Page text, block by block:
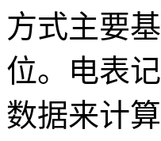
方式主要
位。电表
数据来计